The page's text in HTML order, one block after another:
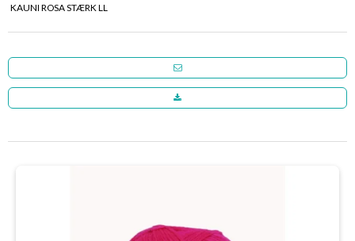
KAUNI ROSA STÆRK LL